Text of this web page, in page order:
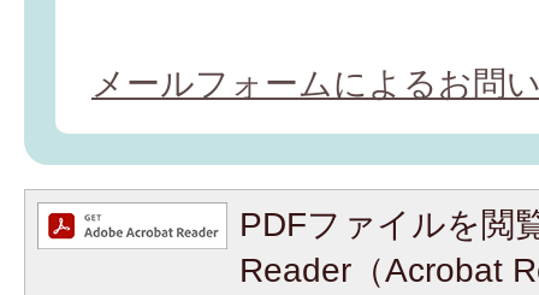
メールフォームによるお問
PDFファイルを閲
Reader（Acrobat